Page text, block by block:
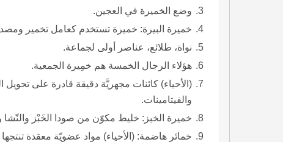
وضع الخميرة في العجين.
خميرة البيرة: خميرة تستخدم كعامل تخمير
نواة، طلائع، عناصر أولى لجماعة.
هؤلاء الرجال الخمسة هم خمِيرة الجمعية.
(الأحياء) كائنات مجهريَّة دقيقة قادرة على
والفيتامينات.
خميرة الخبز: خليط مكوّن من صودا الخَبْز
خمائر هاضمة: (الأحياء) مواد عضويّة معقدة